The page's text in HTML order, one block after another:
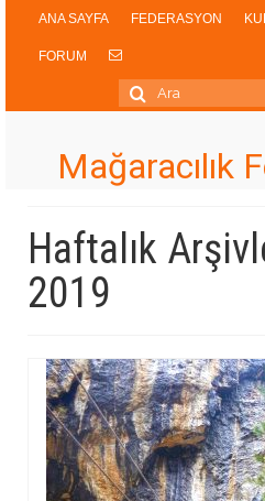
ANA SAYFA FEDERASYON
FORUM
Şunu
ara:
Mağaracılık
Haftalık
2019